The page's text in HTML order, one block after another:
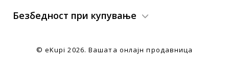
Безбедност при купување
© eKupi2026. Вашата онлајн продавница